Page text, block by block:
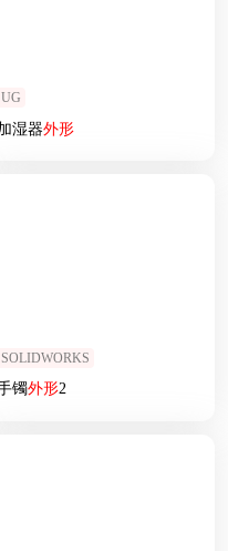
UG
湿器外形
SOLIDWORKS
镯外形2